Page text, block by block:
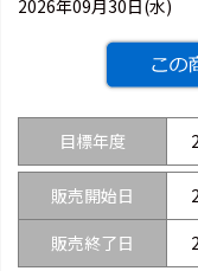
2026年09月30日(水)
目標年度
販売開始日
販売終了日